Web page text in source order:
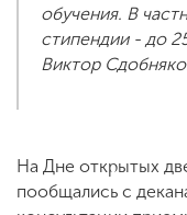
обучения. В
стипендии - до
Виктор
На Дне открытых
пообщались с